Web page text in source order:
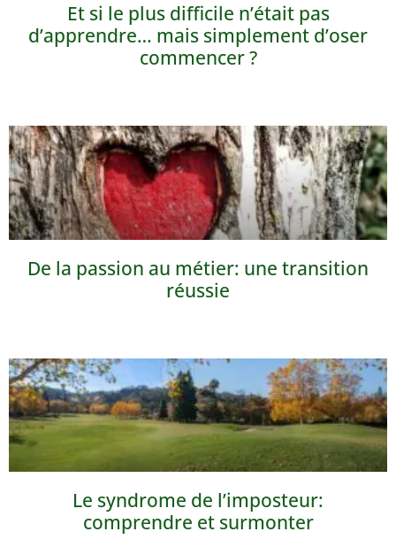
Et si le plus difficile n’était pas
d’apprendre… mais simplement d’oser
commencer ?
De la passion au métier: une transition
réussie
Le syndrome de l’imposteur:
comprendre et surmonter